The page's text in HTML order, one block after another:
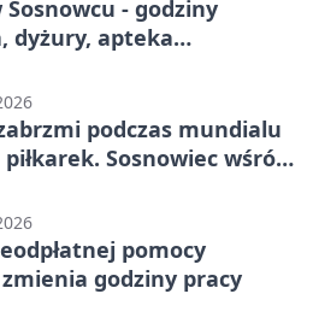
- godziny
dyżury, apteka
zabrzmi podczas mundialu
piłkarek. Sosnowiec wśród
pomocy
godziny pracy